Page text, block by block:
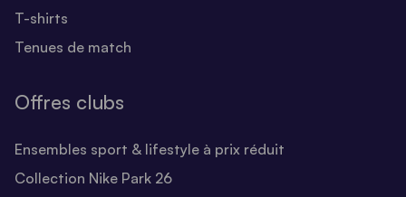
T-shirts
Tenues de match
Offres clubs
Ensembles sport & lifestyle à prix réduit
Collection Nike Park 26